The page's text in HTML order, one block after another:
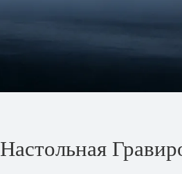
Настольная